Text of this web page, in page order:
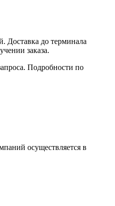
Доставка до терминала
заказа.
Подробности по
осуществляется в